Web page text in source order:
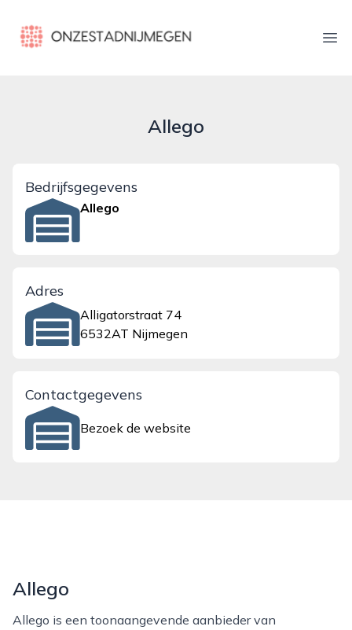
onzestadnijmegen.nl
Allego
Bedrijfsgegevens
Allego
Adres
Alligatorstraat 74
6532AT Nijmegen
Contactgegevens
Bezoek de website
Allego
Allego is een toonaangevende aanbieder van